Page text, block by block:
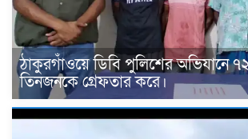
ঠাকুরগাঁওয়ে ডিবি পুলিশের অভিযানে
তিনজনকে গ্রেফতার করে।